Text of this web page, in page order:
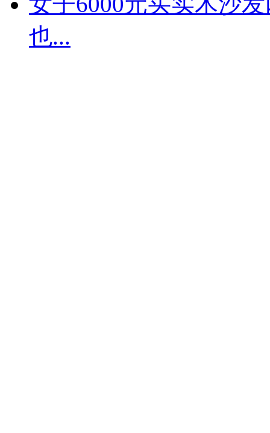
也...